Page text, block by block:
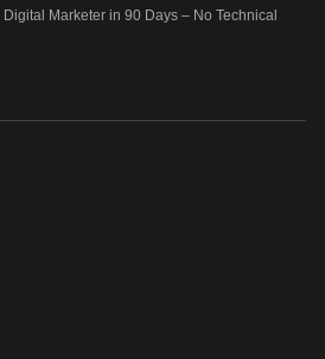
Marketer in 90 Days – No Technical